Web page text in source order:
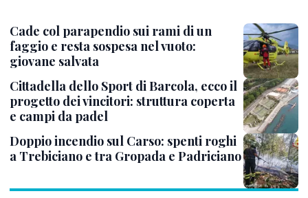
Cade col parapendio sui rami di un
faggio e resta sospesa nel vuoto:
giovane salvata
Cittadella dello Sport di Barcola, ecco il
progetto dei vincitori: struttura coperta
e campi da padel
Doppio incendio sul Carso: spenti roghi
a Trebiciano e tra Gropada e Padriciano